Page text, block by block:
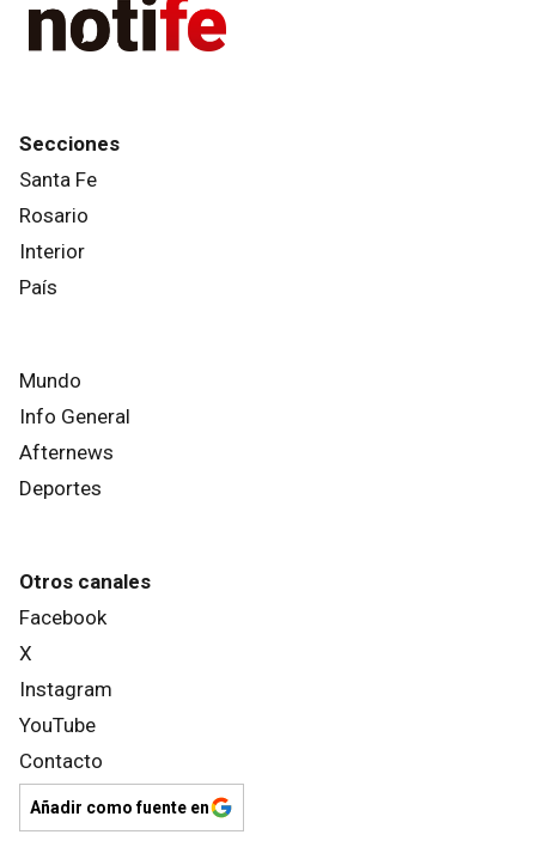
Secciones
Santa Fe
Rosario
Interior
País
Mundo
Info General
Afternews
Deportes
Otros canales
Facebook
X
Instagram
YouTube
Contacto
Añadir como fuente en